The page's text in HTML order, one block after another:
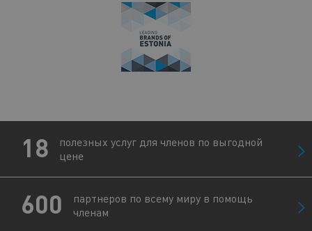
18
полезных услуг для членов по выгодной
цене
600
партнеров по всему миру в помощь
членам